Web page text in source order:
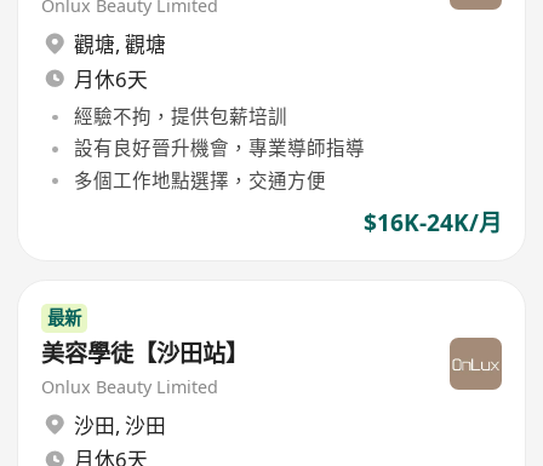
Onlux Beauty Limited
觀塘, 觀塘
月休6天
經驗不拘，提供包薪培訓
設有良好晉升機會，專業導師指導
多個工作地點選擇，交通方便
$16K-24K/月
最新
美容學徒【沙田站】
Onlux Beauty Limited
沙田, 沙田
月休6天